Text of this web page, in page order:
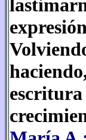
escritura